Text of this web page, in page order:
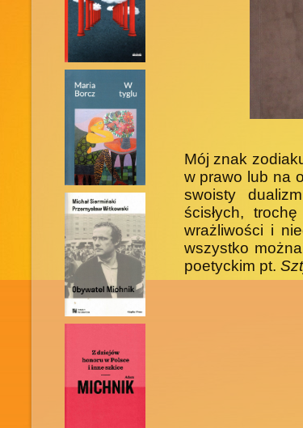
Mój znak
w prawo lub na
swoisty
ścisłych,
wrażliwości i
wszystko
poetyckim pt.